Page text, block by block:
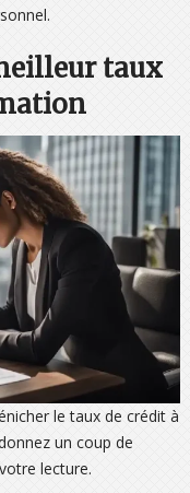
taux
le taux de crédit à
un coup de
lecture.